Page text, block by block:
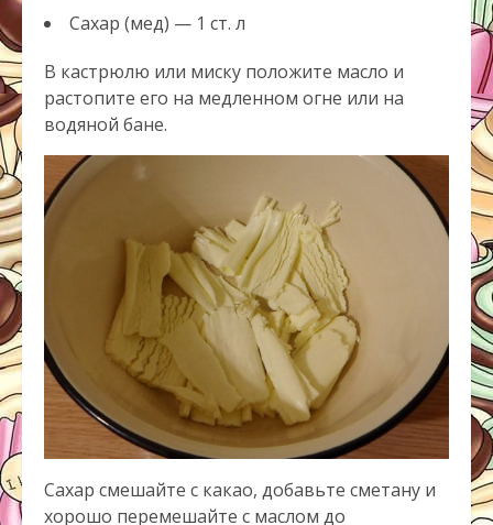
Сахар (мед) — 1 ст. л
В кастрюлю или миску положите масло и
растопите его на медленном огне или на
водяной бане.
Сахар смешайте с какао, добавьте сметану и
хорошо перемешайте с маслом до